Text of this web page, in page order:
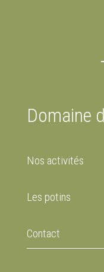
Domaine
Nos activités
Les potins
Contact